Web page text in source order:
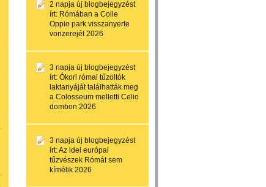
2 napja új blogbejegyzést
írt: Rómában a Colle
Oppio park visszanyerte
vonzerejét 2026
3 napja új blogbejegyzést
írt: Ókori római tűzoltók
laktanyáját találhatták meg
a Colosseum melletti Celio
dombon 2026
3 napja új blogbejegyzést
írt:Az idei európai
tűzvészek Rómát sem
kímélik 2026